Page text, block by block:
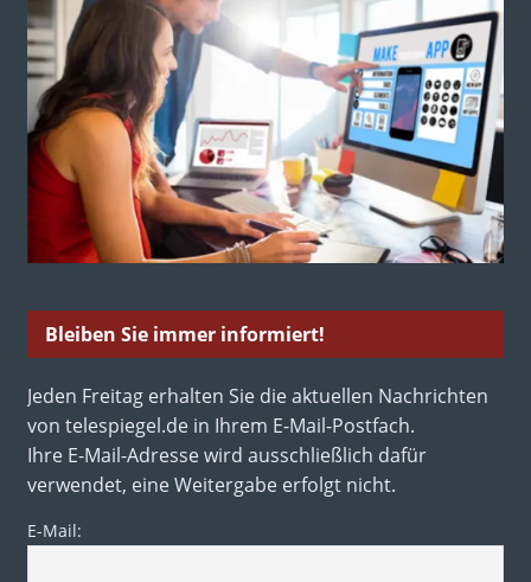
Bleiben Sie immer informiert!
Jeden Freitag erhalten Sie die aktuellen Nachrichten
von telespiegel.de in Ihrem E-Mail-Postfach.
Ihre E-Mail-Adresse wird ausschließlich dafür
verwendet, eine Weitergabe erfolgt nicht.
E-Mail: